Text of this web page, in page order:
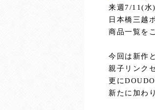
来週7/11(水
日本橋三越
商品一覧を
今回は新作
親子リンク
更に
新たに加わ